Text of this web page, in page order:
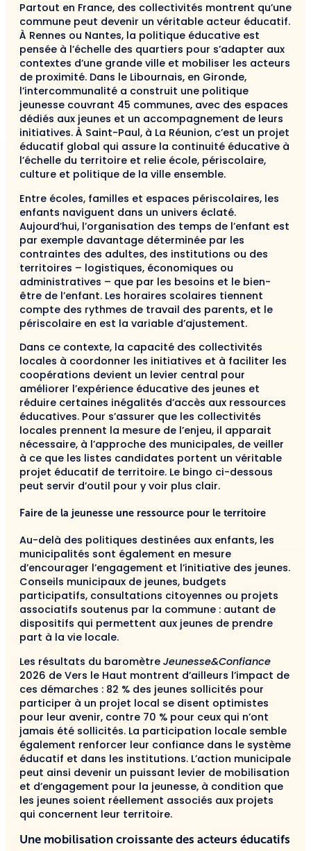
Partout en France, des collectivités montrent qu’une
commune peut devenir un véritable acteur éducatif.
À Rennes ou Nantes, la politique éducative est
pensée à l’échelle des quartiers pour s’adapter aux
contextes d’une grande ville et mobiliser les acteurs
de proximité. Dans le Libournais, en Gironde,
l’intercommunalité a construit une politique
jeunesse couvrant 45 communes, avec des espaces
dédiés aux jeunes et un accompagnement de leurs
initiatives. À Saint-Paul, à La Réunion, c’est un projet
éducatif global qui assure la continuité éducative à
l’échelle du territoire et relie école, périscolaire,
culture et politique de la ville ensemble.
Entre écoles, familles et espaces périscolaires, les
enfants naviguent dans un univers éclaté.
Aujourd’hui, l’organisation des temps de l’enfant est
par exemple davantage déterminée par les
contraintes des adultes, des institutions ou des
territoires – logistiques, économiques ou
administratives – que par les besoins et le bien-
être de l’enfant. Les horaires scolaires tiennent
compte des rythmes de travail des parents, et le
périscolaire en est la variable d’ajustement.
Dans ce contexte, la capacité des collectivités
locales à coordonner les initiatives et à faciliter les
coopérations devient un levier central pour
améliorer l’expérience éducative des jeunes et
réduire certaines inégalités d’accès aux ressources
éducatives. Pour s’assurer que les collectivités
locales prennent la mesure de l’enjeu, il apparait
nécessaire, à l’approche des municipales, de veiller
à ce que les listes candidates portent un véritable
projet éducatif de territoire. Le bingo ci-dessous
peut servir d’outil pour y voir plus clair.
Faire de la jeunesse une ressource pour le territoire
Au-delà des politiques destinées aux enfants, les
municipalités sont également en mesure
d’encourager l’engagement et l’initiative des jeunes.
Conseils municipaux de jeunes, budgets
participatifs, consultations citoyennes ou projets
associatifs soutenus par la commune : autant de
dispositifs qui permettent aux jeunes de prendre
part à la vie locale.
Les résultats du baromètre Jeunesse&Confiance
2026 de Vers le Haut montrent d’ailleurs l’impact de
ces démarches : 82 % des jeunes sollicités pour
participer à un projet local se disent optimistes
pour leur avenir, contre 70 % pour ceux qui n’ont
jamais été sollicités. La participation locale semble
également renforcer leur confiance dans le système
éducatif et dans les institutions. L’action municipale
peut ainsi devenir un puissant levier de mobilisation
et d’engagement pour la jeunesse, à condition que
les jeunes soient réellement associés aux projets
qui concernent leur territoire.
Une mobilisation croissante des acteurs éducatifs